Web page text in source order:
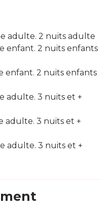
adulte. 2 nuits adulte
enfant. 2 nuits enfants
enfant. 2 nuits enfants
adulte. 3 nuits et +
adulte. 3 nuits et +
adulte. 3 nuits et +